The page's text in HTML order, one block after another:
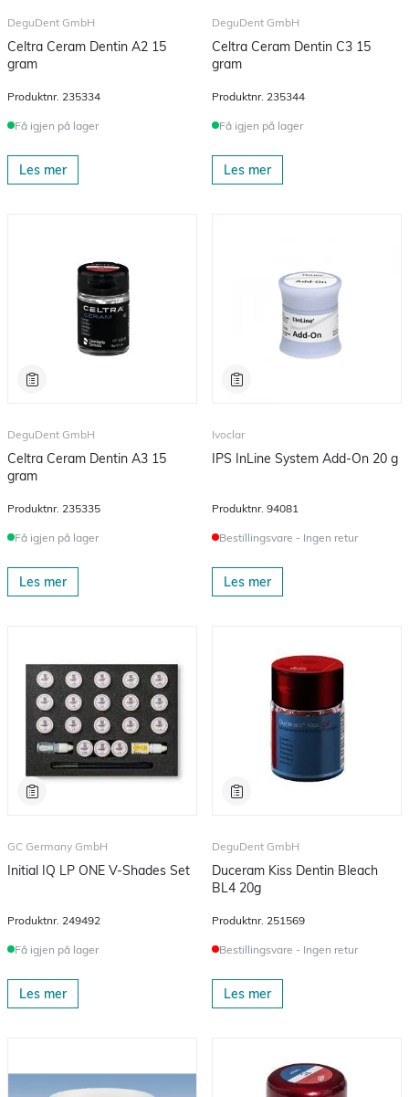
DeguDent GmbH
Celtra Ceram Dentin A2 15
gram
Produktnr. 235334
Få igjen på lager
Les mer
DeguDent GmbH
Celtra Ceram Dentin C3 15
gram
Produktnr. 235344
Få igjen på lager
Les mer
DeguDent GmbH
Celtra Ceram Dentin A3 15
gram
Produktnr. 235335
Få igjen på lager
Les mer
Ivoclar
IPS InLine System Add-On 20 g
Produktnr. 94081
Bestillingsvare - Ingen retur
Les mer
GC Germany GmbH
Initial IQ LP ONE V-Shades Set
Produktnr. 249492
Få igjen på lager
Les mer
DeguDent GmbH
Duceram Kiss Dentin Bleach
BL4 20g
Produktnr. 251569
Bestillingsvare - Ingen retur
Les mer